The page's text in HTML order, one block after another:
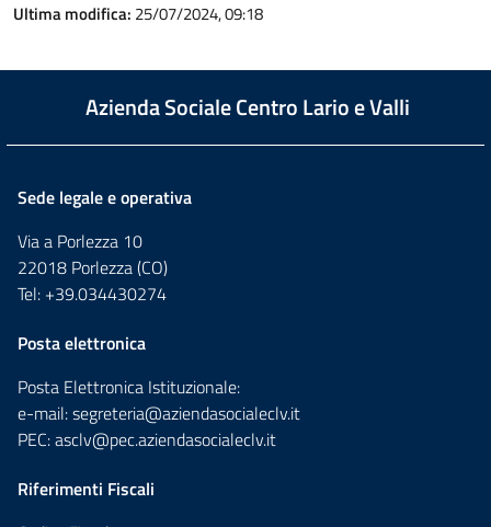
Ultima modifica: 25/07/2024, 09:18
Azienda Sociale Centro Lario e Valli
Sede legale e operativa
Via a Porlezza 10
22018 Porlezza (CO)
Tel: +39.034430274
Posta elettronica
Posta Elettronica Istituzionale:
e-mail:segreteria@aziendasocialeclv.it
PEC:asclv@pec.aziendasocialeclv.it
Riferimenti Fiscali